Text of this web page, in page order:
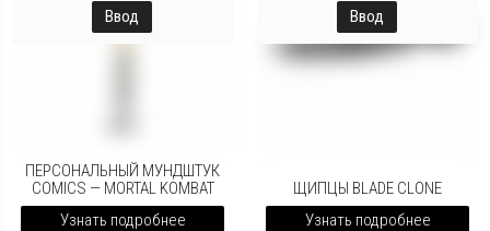
Ввод
ПЕРСОНАЛЬНЫЙ МУНДШТУК
COMICS — MORTAL KOMBAT
Узнать подробнее
Ввод
ЩИПЦЫ BLADE CLONE
Узнать подробнее